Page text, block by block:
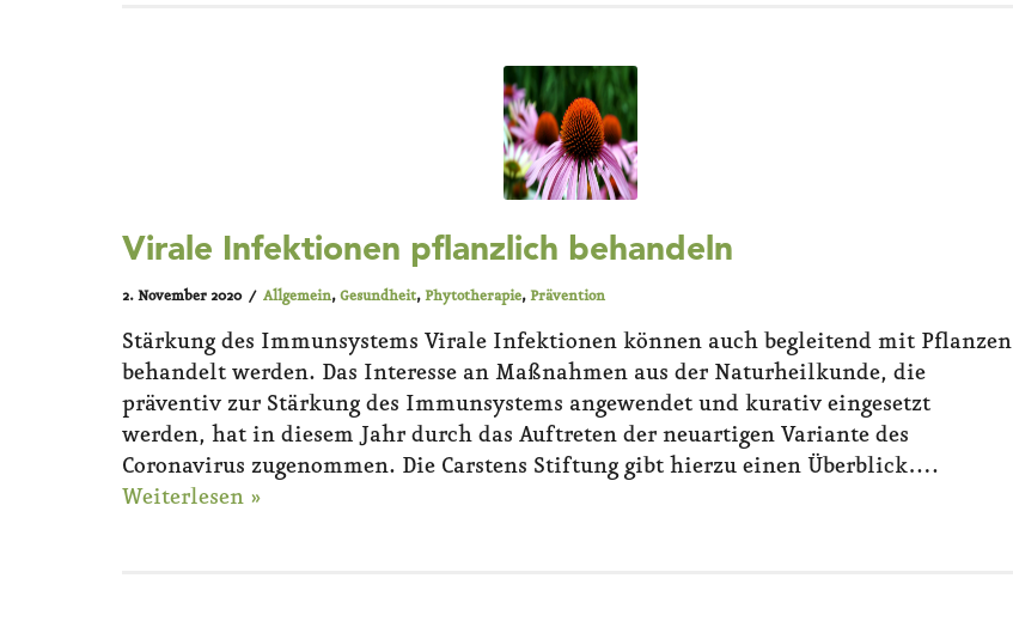
Virale Infektionen pflanzlich behandeln
2. November 2020 Allgemein, Gesundheit, Phytotherapie, Prävention
Stärkung des Immunsystems Virale Infektionen können auch begleitend mit Pflanzen
behandelt werden. Das Interesse an Maßnahmen aus der Naturheilkunde, die
präventiv zur Stärkung des Immunsystems angewendet und kurativ eingesetzt
werden, hat in diesem Jahr durch das Auftreten der neuartigen Variante des
Coronavirus zugenommen. Die Carstens Stiftung gibt hierzu einen Überblick….
Weiterlesen »